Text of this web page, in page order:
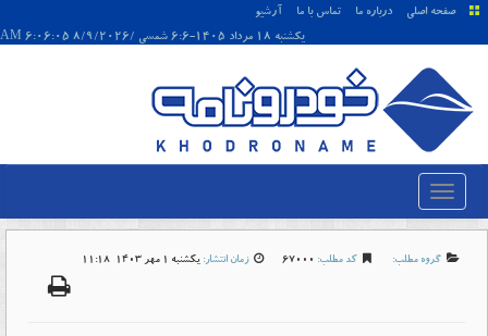
صفحه اصلی درباره ما تماس با ما
آرشیو
يکشنبه 18 مرداد 1405-6:6 شمسی /8/9/2026 6:06:05 AM
گروه مطلب: کد مطلب: 67000 زمان انتشار: يکشنبه 1 مهر 1403-11:18